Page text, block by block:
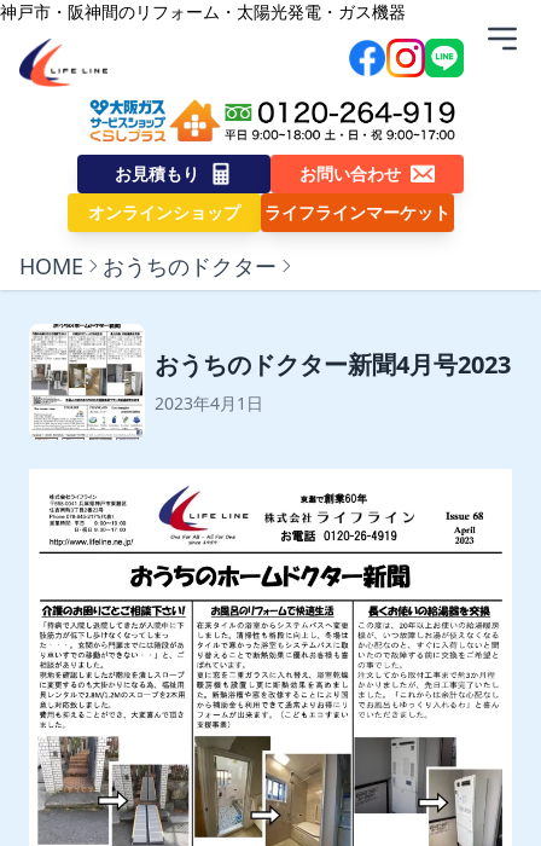
内容をスキップ
神戸市・阪神間のリフォーム・太陽光発電・ガス機器
株式会社ライフライン
お見積もり
お問い合わせ
オンラインショップ
ライフラインマーケット
HOME おうちのドクター
おうちのドクター新聞4月号2023
2023年4月1日